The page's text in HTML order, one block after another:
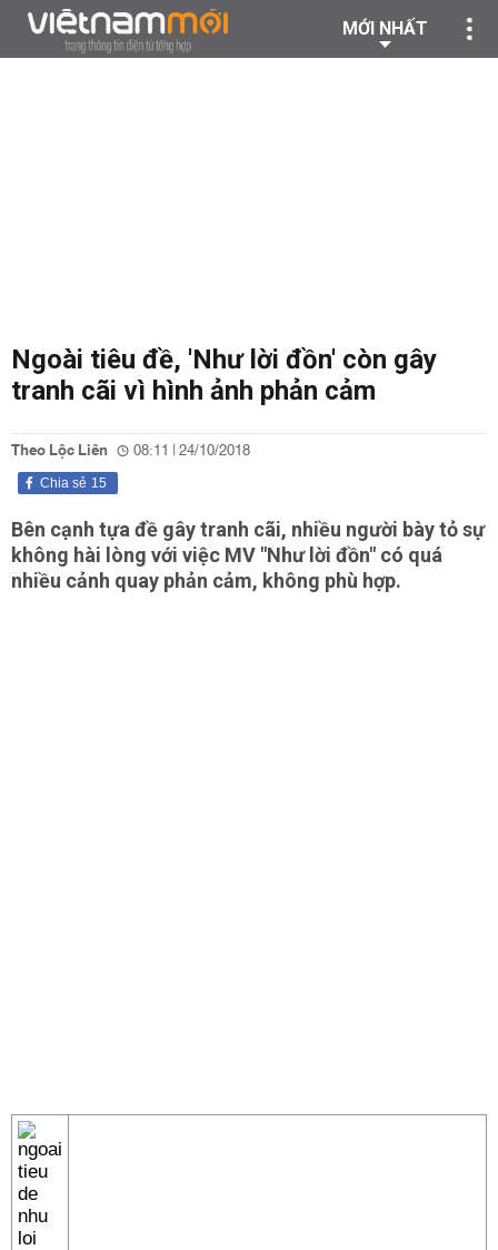
MỚI NHẤT
Ngoài tiêu đề, 'Như lời đồn' còn gây
tranh cãi vì hình ảnh phản cảm
Theo Lộc Liên 08:11 | 24/10/2018
15
Chia sẻ
Bên cạnh tựa đề gây tranh cãi, nhiều người bày tỏ sự
không hài lòng với việc MV "Như lời đồn" có quá
nhiều cảnh quay phản cảm, không phù hợp.